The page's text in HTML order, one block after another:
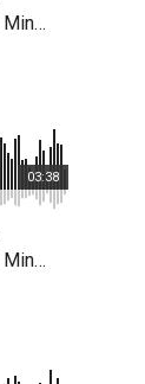
Nocturne No. 1 in D Minor, Tango noche (Noteo)
03:38
Nocturne No. 1 in D Minor, Tango noche (Noteo)